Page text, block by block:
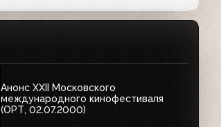
Анонс XXII Московского
международного кинофестиваля
(ОРТ, 02.07.2000)